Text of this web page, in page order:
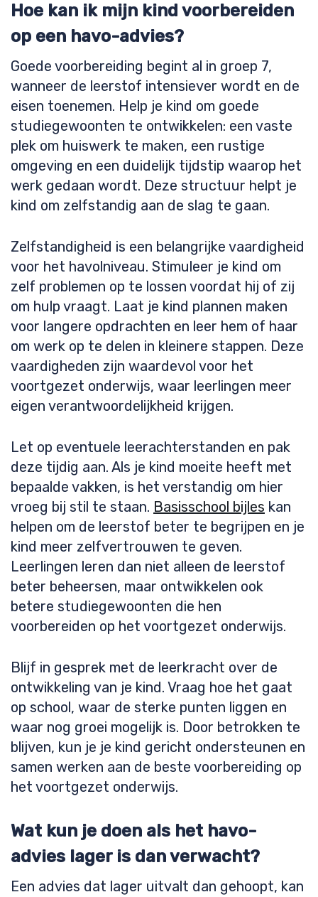
Hoe kan ik mijn kind voorbereiden
op een havo-advies?
Goede voorbereiding begint al in groep 7,
wanneer de leerstof intensiever wordt en de
eisen toenemen. Help je kind om goede
studiegewoonten te ontwikkelen: een vaste
plek om huiswerk te maken, een rustige
omgeving en een duidelijk tijdstip waarop het
werk gedaan wordt. Deze structuur helpt je
kind om zelfstandig aan de slag te gaan.
Zelfstandigheid is een belangrijke vaardigheid
voor het havolniveau. Stimuleer je kind om
zelf problemen op te lossen voordat hij of zij
om hulp vraagt. Laat je kind plannen maken
voor langere opdrachten en leer hem of haar
om werk op te delen in kleinere stappen. Deze
vaardigheden zijn waardevol voor het
voortgezet onderwijs, waar leerlingen meer
eigen verantwoordelijkheid krijgen.
Let op eventuele leerachterstanden en pak
deze tijdig aan. Als je kind moeite heeft met
bepaalde vakken, is het verstandig om hier
vroeg bij stil te staan. Basisschool bijles kan
helpen om de leerstof beter te begrijpen en je
kind meer zelfvertrouwen te geven.
Leerlingen leren dan niet alleen de leerstof
beter beheersen, maar ontwikkelen ook
betere studiegewoonten die hen
voorbereiden op het voortgezet onderwijs.
Blijf in gesprek met de leerkracht over de
ontwikkeling van je kind. Vraag hoe het gaat
op school, waar de sterke punten liggen en
waar nog groei mogelijk is. Door betrokken te
blijven, kun je je kind gericht ondersteunen en
samen werken aan de beste voorbereiding op
het voortgezet onderwijs.
Wat kun je doen als het havo-
advies lager is dan verwacht?
Een advies dat lager uitvalt dan gehoopt, kan